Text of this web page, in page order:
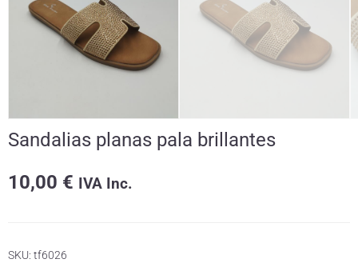
Sandalias planas pala brillantes
10,00 € IVA Inc.
SKU: tf6026